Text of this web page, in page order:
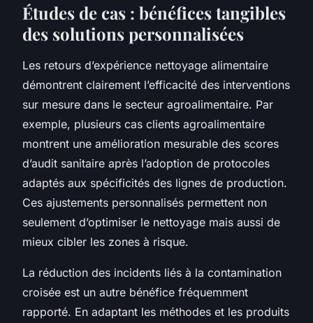
Études de cas : bénéfices tangibles
des solutions personnalisées
Les retours d’expérience nettoyage alimentaire
démontrent clairement l’efficacité des interventions
sur mesure dans le secteur agroalimentaire. Par
exemple, plusieurs cas clients agroalimentaire
montrent une amélioration mesurable des scores
d’audit sanitaire après l’adoption de protocoles
adaptés aux spécificités des lignes de production.
Ces ajustements personnalisés permettent non
seulement d’optimiser le nettoyage mais aussi de
mieux cibler les zones à risque.
La réduction des incidents liés à la contamination
croisée est un autre bénéfice fréquemment
rapporté. En adaptant les méthodes et les produits